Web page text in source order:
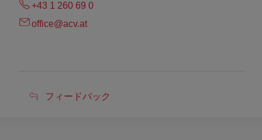
+43 1 260 69 0
office@acv.at
フ
フィードバック